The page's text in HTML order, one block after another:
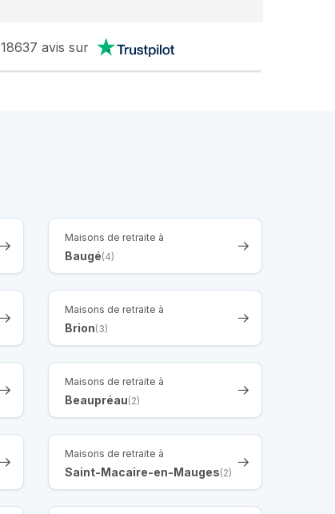
18637 avis sur
Maisons de retraite à
Baugé(4)
Maisons de retraite à
Brion(3)
Maisons de retraite à
Beaupréau(2)
Maisons de retraite à
Saint-Macaire-en-Mauges(2)